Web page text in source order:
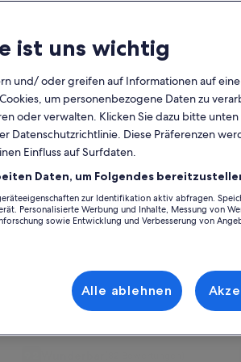
DoDonnerstag
Fr Freitag
SaSamstag
SoSonntag
7 8 9
23
30
MoMontag
Di
7 8 9
21 22
28 29
Aufenthalt sind. Egal, ob du deinen
Dazu gehören zum Beispiel Parken und
bei uns ist vielfältig und umfasst
Wild Eagle
ist uns wichtig
und/ oder greifen auf Informationen auf
um personenbezogene Daten zu
oder verwalten. Klicken Sie dazu bitte
Datenschutzrichtlinie. Diese Präferenzen
Einfluss auf Surfdaten.
Daten, um Folgendes
zur Identifikation aktiv abfragen.
Personalisierte Werbung und Inhalte, Messung von
sowie Entwicklung und Verbesserung von
Alle ablehnen